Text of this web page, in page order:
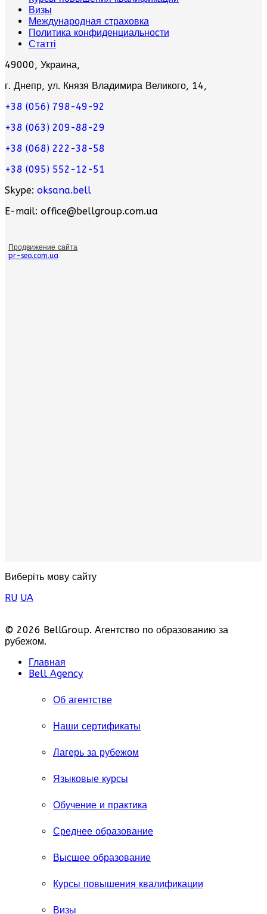
Визы
Международная страховка
Политика конфиденциальности
Статті
49000, Украина,
г. Днепр, ул. Князя Владимира Великого, 14,
+38 (056) 798-49-92
+38 (063) 209-88-29
+38 (068) 222-38-58
+38 (095) 552-12-51
Skype: oksana.bell
E-mail: office@bellgroup.com.ua
Продвижение сайта
pr-seo.com.ua
Виберіть мову сайту
RU UA
© 2026 BellGroup. Агентство по образованию за
рубежом.
Главная
Bell Agency
Об агентстве
Наши сертификаты
Лагерь за рубежом
Языковые курсы
Обучение и практика
Среднее образование
Высшее образование
Курсы повышения квалификации
Визы